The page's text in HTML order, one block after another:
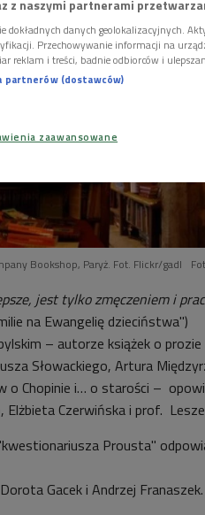
Bookshop, Paryż. Fot. Flickr/gadl
jest tylko zmęczeniem i
na Ewangelię dzieciństwa")
– autorze książek o
Słowackiego, Artura
o Chopinie i… o starości –
Elżbieta Czerwińska i prof.
Prousta"
Gacek i Andrzej Franaszek.
z naszymi partnerami
dokładnych danych geolokalizacyjnych.
Przechowywanie informacji na
reklam i treści, badnie odbiorców i
partnerów (dostawców)
zaawansowane